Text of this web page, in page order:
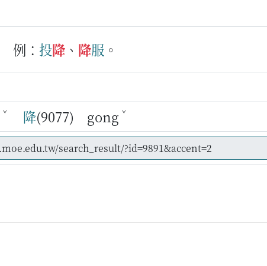
例： 投降 、 降服 。
ˇ 降(9077) gong ˇ